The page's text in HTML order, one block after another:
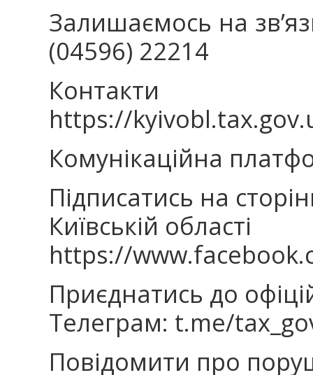
Залишаємось на
(04596) 22214
Контакти
https://
Комунікаційна
Підписатись на
Київській області
https://
Приєднатись до
Телеграм: t.me/
Повідомити про